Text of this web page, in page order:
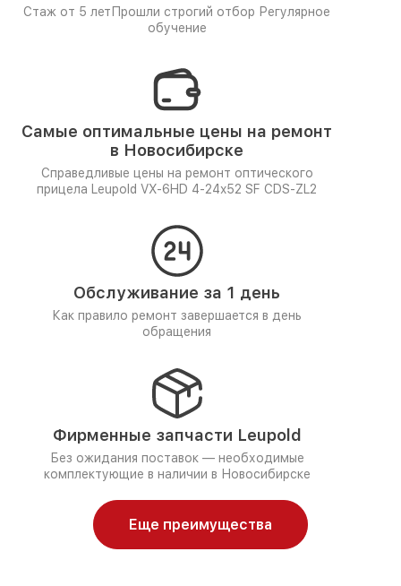
Стаж от 5 лет Прошли строгий отбор Регулярное
обучение
Самые оптимальные цены на ремонт
в Новосибирске
Справедливые цены на ремонт оптического
прицела Leupold VX-6HD 4-24x52 SF CDS-ZL2
Обслуживание за 1 день
Как правило ремонт завершается в день
обращения
Фирменные запчасти Leupold
Без ожидания поставок — необходимые
комплектующие в наличии в Новосибирске
Еще преимущества